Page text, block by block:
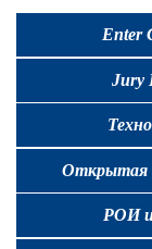
Enter
Jury
Открытая
РОИ